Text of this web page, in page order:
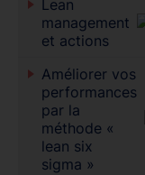
Lean
management
et actions
Améliorer vos
performances
par la
méthode «
lean six
sigma »